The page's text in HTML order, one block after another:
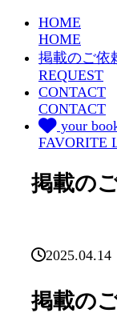
HOME
HOME
掲載のご依
REQUEST
CONTACT
CONTACT
your
FAVORITE
掲載の
2025.04.14
掲載の